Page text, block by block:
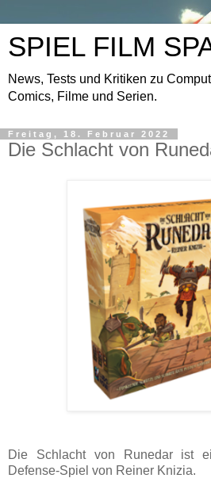
SPIEL FILM
News, Tests und Kritiken zu
Comics, Filme und Serien.
Freitag, 18. Februar 2022
Die Schlacht von
Die Schlacht von Runedar ist
Defense-Spiel von Reiner Knizia.